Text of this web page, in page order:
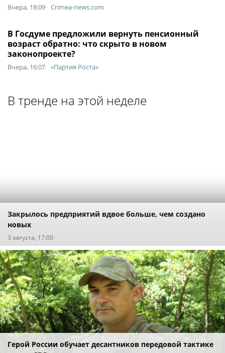
Вчера, 18:09 Crimea-news.com
В Госдуме предложили вернуть пенсионный
возраст обратно: что скрыто в новом
законопроекте?
Вчера, 16:07 «Партия Роста»
В тренде на этой неделе
Закрылось предприятий вдвое больше, чем создано
новых
3 августа, 17:00
Герой России обучает десантников передовой тактике